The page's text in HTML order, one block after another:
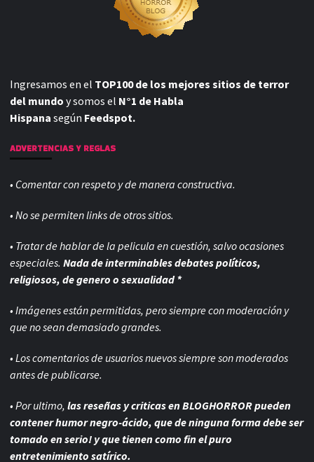
Ingresamos en el TOP100 de los mejores sitios de terror
del mundo y somos el N°1 de Habla
Hispana según Feedspot.
ADVERTENCIAS Y REGLAS
• Comentar con respeto y de manera constructiva.
• No se permiten links de otros sitios.
• Tratar de hablar de la pelicula en cuestión, salvo ocasiones
especiales. Nada de interminables debates políticos,
religiosos, de genero o sexualidad *
• Imágenes están permitidas, pero siempre conmoderación y
que no sean demasiado grandes.
• Los comentarios de usuarios nuevos siempre son moderados
antes de publicarse.
• Por ultimo, las reseñas y criticas en BLOGHORROR pueden
contener humor negro-ácido, que de ninguna forma debe ser
tomado en serio! y que tienen como fin el puro
entretenimiento satírico.